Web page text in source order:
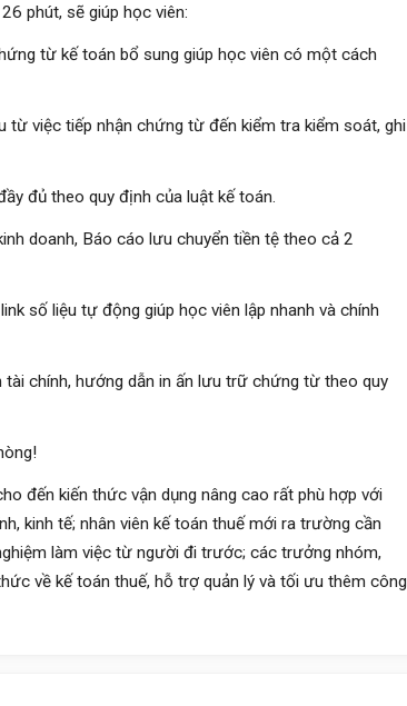
phút, sẽ giúp học viên:
từ kế toán bổ sung giúp học viên có một cách
việc tiếp nhận chứng từ đến kiểm tra kiểm soát, ghi
đủ theo quy định của luật kế toán.
doanh, Báo cáo lưu chuyển tiền tệ theo cả 2
số liệu tự động giúp học viên lập nhanh và chính
chính, hướng dẫn in ấn lưu trữ chứng từ theo quy
đến kiến thức vận dụng nâng cao rất phù hợp với
kinh tế; nhân viên kế toán thuế mới ra trường cần
làm việc từ người đi trước; các trưởng nhóm,
về kế toán thuế, hỗ trợ quản lý và tối ưu thêm công